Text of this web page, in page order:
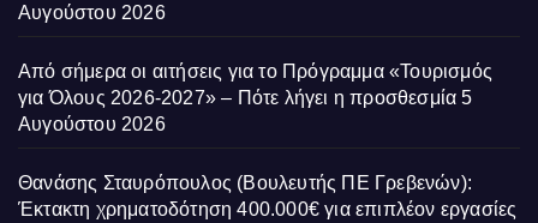
Αυγούστου 2026
Από σήμερα οι αιτήσεις για το Πρόγραμμα «Τουρισμός
για Όλους 2026-2027» – Πότε λήγει η προσθεσμία 5
Αυγούστου 2026
Θανάσης Σταυρόπουλος (Βουλευτής ΠΕ Γρεβενών):
Έκτακτη χρηματοδότηση 400.000€ για επιπλέον εργασίες